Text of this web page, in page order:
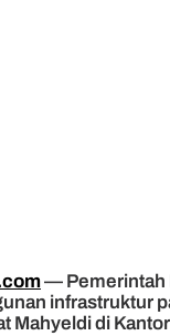
— Pemerintah
infrastruktur
Mahyeldi di